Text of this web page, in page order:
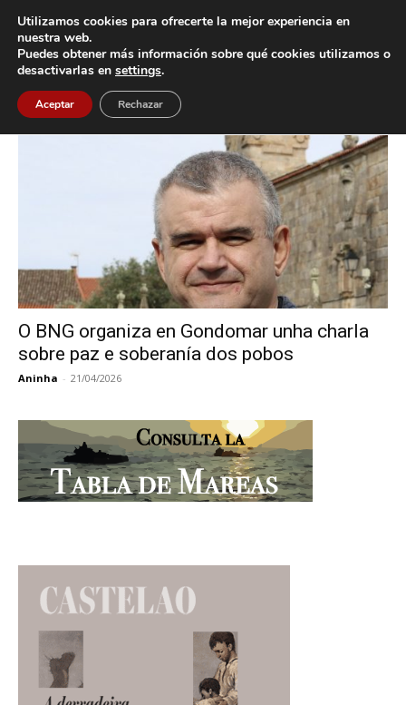
Inicio Etiquetas Duarte Correa
Etiqueta: Duarte Correa
O BNG organiza en Gondomar unha charla
sobre paz e soberanía dos pobos
Aninha - 21/04/2026
Utilizamos cookies para ofrecerte la mejor experiencia en
nuestra web.
Puedes obtener más información sobre qué cookies utilizamos o
desactivarlas en settings.
Aceptar Rechazar